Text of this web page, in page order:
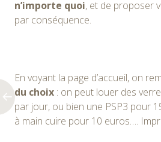
n’importe quoi, et de proposer
par conséquence.
En voyant la page d’accueil, on
du choix : on peut louer des
par jour, ou bien une PSP3 pour
à main cuire pour 10 euros….